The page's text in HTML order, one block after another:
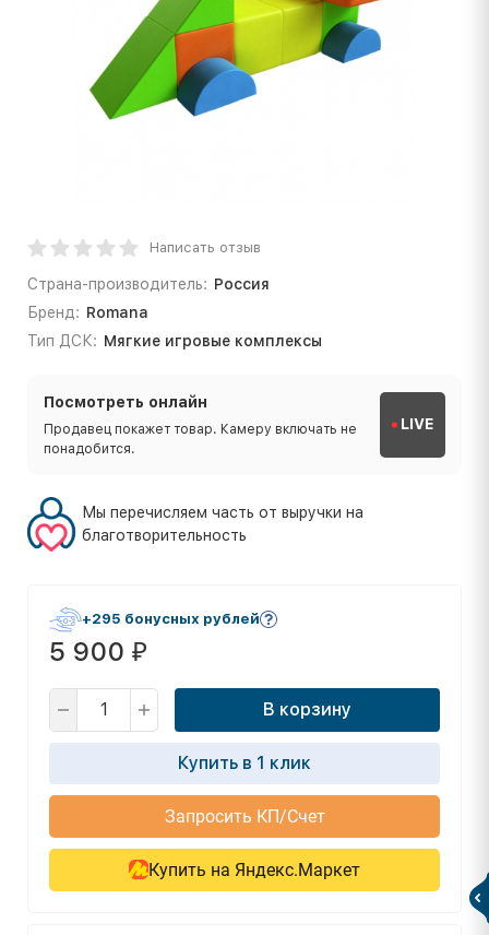
Написать отзыв
Страна-производитель: Россия
Бренд: Romana
Тип ДСК: Мягкие игровые комплексы
Посмотреть онлайн
Продавец покажет товар. Камеру включать не
понадобится.
LIVE
Мы перечисляем часть от выручки на
благотворительность
+295 бонусных рублей
5 900 ₽
В корзину
Купить в 1 клик
Запросить КП/Счет
Купить на Яндекс.Маркет